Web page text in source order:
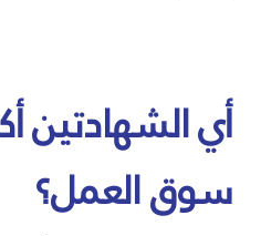
أي الشهادتين
سوق العمل؟